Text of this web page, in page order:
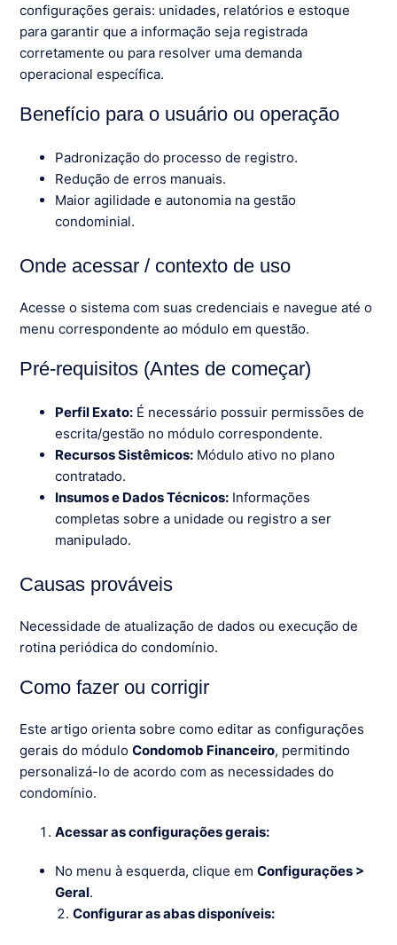
configurações gerais: unidades, relatórios e estoque
para garantir que a informação seja registrada
corretamente ou para resolver uma demanda
operacional específica.
Benefício para o usuário ou operação
Padronização do processo de registro.
Redução de erros manuais.
Maior agilidade e autonomia na gestão
condominial.
Onde acessar / contexto de uso
Acesse o sistema com suas credenciais e navegue até o
menu correspondente ao módulo em questão.
Pré-requisitos (Antes de começar)
Perfil Exato: É necessário possuir permissões de
escrita/gestão no módulo correspondente.
Recursos Sistêmicos: Módulo ativo no plano
contratado.
Insumos e Dados Técnicos: Informações
completas sobre a unidade ou registro a ser
manipulado.
Causas prováveis
Necessidade de atualização de dados ou execução de
rotina periódica do condomínio.
Como fazer ou corrigir
Este artigo orienta sobre como editar as configurações
gerais do móduloCondomob Financeiro, permitindo
personalizá-lo de acordo com as necessidades do
condomínio.
Acessar as configurações gerais:
No menu à esquerda, clique emConfigurações >
Geral.
Configurar as abas disponíveis: